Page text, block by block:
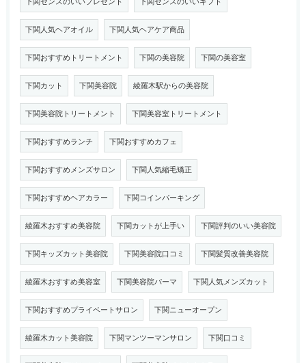
下関人気ヘアオイル 下関人気ヘアケア商品
下関おすすめトリートメント 下関の美容院 下関の美容室
下関カット 下関美容院 綾羅木駅からの美容院
下関美容院トリートメント 下関美容室トリートメント
下関おすすめランチ 下関おすすめカフェ
下関おすすめメンズサロン 下関人気縮毛矯正
下関おすすめヘアカラー 下関コインパーキング
綾羅木おすすめ美容院 下関カットが上手い 下関評判のいい美容院
下関キッズカット美容院 下関美容院口コミ 下関髪質改善美容院
綾羅木おすすめ美容室 下関美容院パーマ 下関人気メンズカット
下関おすすめプライベートサロン 下関ニューオープン
綾羅木カット美容院 下関マンツーマンサロン 下関口コミ